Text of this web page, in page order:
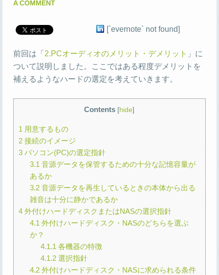
A COMMENT
[`evernote` not found]
前回は「 2.PCオーディオのメリット・デメリット 」に
ついて説明しました。ここではある程度デメリットを
補えるようなハードの選定を考えていきます。
Contents [hide]
1 用意するもの
2接続のイメージ
3パソコン(PC)の選定指針
3.1 音源データを保管するための十分な記憶容量が
あるか
3.2音源データを再生しているときの本体から出る
雑音は十分に静かであるか
4外付けハードディスクまたはNASの選択指針
4.1 外付けハードディスク・NASのどちらを選ぶ
か？
4.1.1 各機器の特徴
4.1.2 選択指針
4.2外付けハードディスク・NASに求められる条件